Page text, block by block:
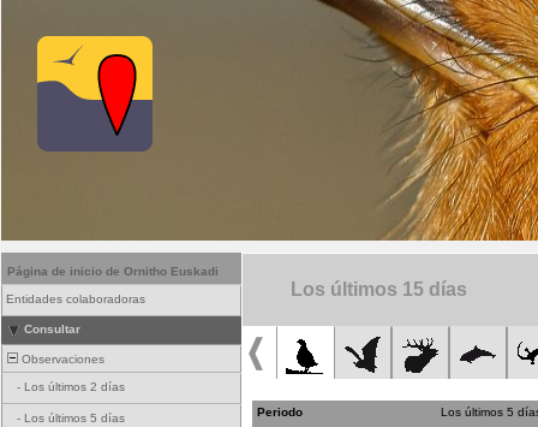
Página de inicio de Ornitho Euskadi
Entidades colaboradoras
Consultar
Observaciones
- Los últimos 2 días
- Los últimos 5 días
Los últimos 15 días
Periodo
Los últimos 5